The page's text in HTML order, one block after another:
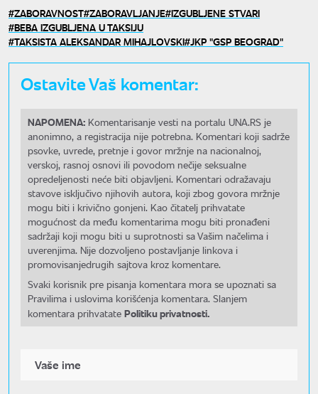
ZABORAVNOST ZABORAVLJANJE IZGUBLJENE STVARI
BEBA IZGUBLJENA U TAKSIJU
TAKSISTA ALEKSANDAR MIHAJLOVSKI JKP "GSP BEOGRAD"
Ostavite Vaš komentar:
NAPOMENA: Komentarisanje vesti na portalu UNA.RS je
anonimno, a registracija nije potrebna. Komentari koji sadrže
psovke, uvrede, pretnje i govor mržnje na nacionalnoj,
verskoj, rasnoj osnovi ili povodom nečije seksualne
opredeljenosti neće biti objavljeni. Komentari odražavaju
stavove isključivo njihovih autora, koji zbog govora mržnje
mogu biti i krivično gonjeni. Kao čitatelj prihvatate
mogućnost da među komentarima mogu biti pronađeni
sadržaji koji mogu biti u suprotnosti sa Vašim načelima i
uverenjima. Nije dozvoljeno postavljanje linkova i
promovisanjedrugih sajtova kroz komentare.
Svaki korisnik pre pisanja komentara mora se upoznati sa
Pravilima i uslovima korišćenja komentara. Slanjem
komentara prihvatate Politiku privatnosti.